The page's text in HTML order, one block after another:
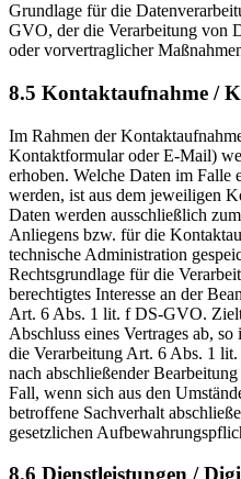
Grundlage für die
GVO, der die Verarbeitung von
oder vorvertraglicher
8.5 Kontaktaufnahme /
Im Rahmen der
Kontaktformular oder E-Mail)
erhoben. Welche Daten im Falle
werden, ist aus dem jeweiligen
Daten werden ausschließlich
Anliegens bzw. für die
technische Administration
Rechtsgrundlage für die
berechtigtes Interesse an der
Art. 6 Abs. 1 lit. f DS-GVO.
Abschluss eines Vertrages ab,
die Verarbeitung Art. 6 Abs. 1
nach abschließender
Fall, wenn sich aus den
betroffene Sachverhalt
gesetzlichen
8.6 Dienstleistungen /